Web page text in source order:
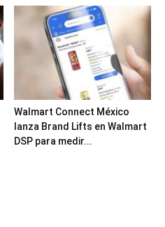
Walmart Connect México
lanza Brand Lifts en Walmart
DSP para medir...